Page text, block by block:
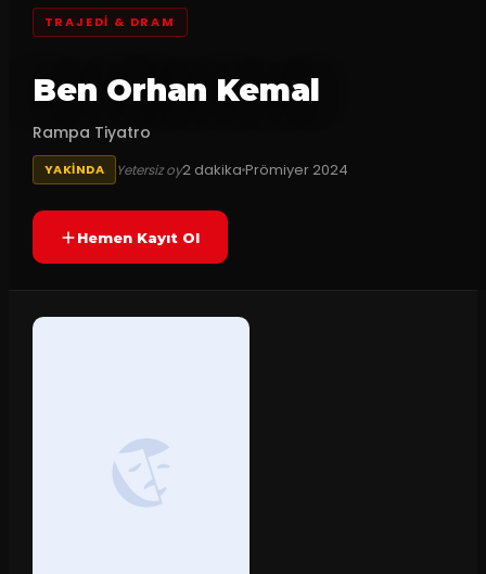
TRAJEDI & DRAM
Ben Orhan Kemal
Rampa Tiyatro
YAKINDA Yetersiz oy2 dakikaPrömiyer 2024
Hemen Kayıt Ol